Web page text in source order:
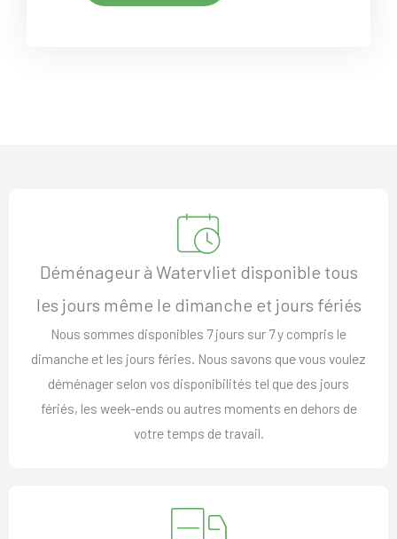
Déménageur à Watervliet disponible tous
les jours même le dimanche et jours fériés
Nous sommes disponibles 7 jours sur 7 y compris le
dimanche et les jours féries. Nous savons que vous voulez
déménager selon vos disponibilités tel que des jours
fériés, les week-ends ou autres moments en dehors de
votre temps de travail.